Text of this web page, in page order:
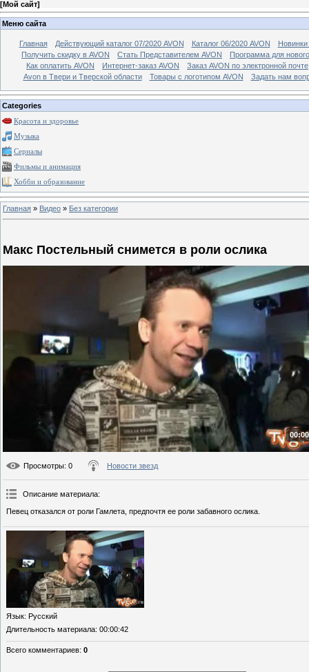
[Мой сайт]
Меню сайта
Главная Действующий каталог 07/2020 AVON Каталог 06/2020 AVON
Новинки
Получить скидку в AVON
Стать Представителем AVON
Программа для
Как оплатить AVON
Интернет-заказ AVON
Заказ AVON по электронной почте
Avon в Твери и Тверской области
Товары с логотипом AVON Задать нам
Categories
Красота и здоровье
Музыка
Сериалы
Фильмы и анимация
Хобби и образование
Главная » Видео » Без категории
Макс Постельный снимется в роли ослика
Просмотры: 0 Новости звезд
Описание материала:
Певец отказался от роли Гамлета, предпочтя ее роли забавного ослика.
Язык: Русский
Длительность материала: 00:00:42
Всего комментариев: 0